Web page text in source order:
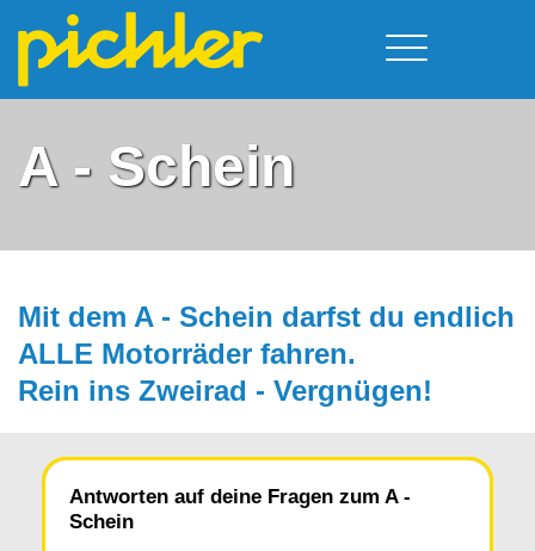
Moped
A - Scheine + Code 111
BE - Schein + Code 96
F - Schein
Team
Kursorte
Walding
Kontakt
A - Schein
Mit dem A - Schein darfst du endlich
ALLE Motorräder fah­ren.
Rein ins Zweirad - Vergnügen!
Antworten auf deine Fragen zum A -
Schein